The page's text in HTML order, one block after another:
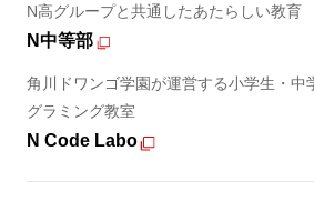
N高グループと共通したあたらしい教育
N中等部
角川ドワンゴ学園が運営する小学生・中
グラミング教室
N Code Labo